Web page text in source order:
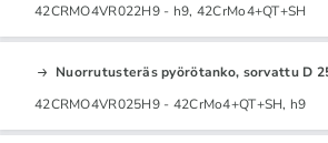
42CRMO4VR022H9 - h9, 42CrMo4+QT+SH
Nuorrutusteräs pyörötanko, sorvattu D
42CRMO4VR025H9 - 42CrMo4+QT+SH, h9